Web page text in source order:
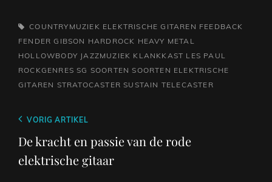
TAGS,COUNTRYMUZIEK ELEKTRISCHE GITAREN FEEDBACK
FENDER GIBSON HARDROCK HEAVY METAL
HOLLOWBODY JAZZMUZIEK KLANKKAST LES PAUL
ROCKGENRES SG SOORTEN SOORTEN ELEKTRISCHE
GITAREN STRATOCASTER SUSTAIN TELECASTER
Berichtnavigatie
Vorig
bericht
VORIG ARTIKEL
De kracht en passie van de rode
elektrische gitaar